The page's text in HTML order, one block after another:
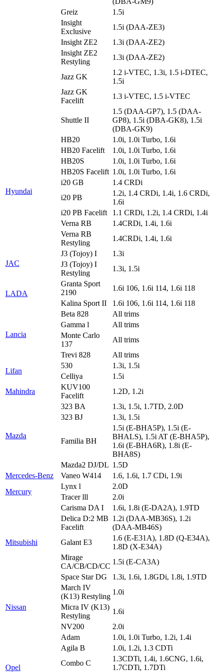
Greiz
1.5i
Insight
Exclusive
1.5i (DAA-ZE3)
Insight ZE2
1.3i (DAA-ZE2)
Insight ZE2
Restyling
1.3i (DAA-ZE2)
Jazz GK
1.2 i-VTEC, 1.3i, 1.5 i-DTEC,
1.5i
Jazz GK
Facelift
1.3 i-VTEC, 1.5 i-VTEC
Shuttle II
1.5 (DAA-GP7), 1.5 (DAA-
GP8), 1.5i (DBA-GK8), 1.5i
(DBA-GK9)
Hyundai
HB20
1.0i, 1.0i Turbo, 1.6i
HB20 Facelift
1.0i, 1.0i Turbo, 1.6i
HB20S
1.0i, 1.0i Turbo, 1.6i
HB20S Facelift 1.0i, 1.0i Turbo, 1.6i
i20 GB
1.4 CRDi
i20 PB
1.2i, 1.4 CRDi, 1.4i, 1.6 CRDi,
1.6i
i20 PB Facelift
1.1 CRDi, 1.2i, 1.4 CRDi, 1.4i
Verna RB
1.4CRDi, 1.4i, 1.6i
Verna RB
Restyling
1.4CRDi, 1.4i, 1.6i
JAC
J3 (Tojoy) I
1.3i
J3 (Tojoy) I
Restyling
1.3i, 1.5i
LADA
Granta Sport
2190
1.6i 106, 1.6i 114, 1.6i 118
Kalina Sport II
1.6i 106, 1.6i 114, 1.6i 118
Lancia
Beta 828
All trims
Gamma l
All trims
Monte Carlo
137
All trims
Trevi 828
All trims
Lifan
530
1.3i, 1.5i
Celliya
1.5i
Mahindra
KUV100
Facelift
1.2D, 1.2i
Mazda
323 BA
1.3i, 1.5i, 1.7TD, 2.0D
323 BJ
1.3i, 1.5i
Familia BH
1.5i (E-BHA5P), 1.5i (E-
BHALS), 1.5i AT (E-BHA5P),
1.6i (E-BHA6R), 1.8i (E-
BHA8S)
Mazda2 DJ/DL 1.5D
Mercedes-Benz
Vaneo W414
1.6, 1.6i, 1.7 CDi, 1.9i
Mercury
Lynx l
2.0D
Tracer lll
2.0i
Mitsubishi
Carisma DA I
1.6i, 1.8i (E-DA2A), 1.9TD
Delica D:2 MB
Facelift
1.2i (DAA-MB36S), 1.2i
(DAA-MB46S)
Galant E3
1.6 (E-E31A), 1.8D (Q-E34A),
1.8D (X-E34A)
Mirage
CA/CB/CD/CC
1.5i (E-CA3A)
Space Star DG
1.3i, 1.6i, 1.8GDi, 1.8i, 1.9TD
Nissan
March IV
(K13) Restyling
1.0i
Micra IV (K13)
Restyling
1.6i
NV200
2.0i
Opel
Adam
1.0i, 1.0i Turbo, 1.2i, 1.4i
Agila B
1.0i, 1.2i, 1.3 CDTi
Combo C
1.3CDTi, 1.4i, 1.6CNG, 1.6i,
1.7CDTi, 1.7DTi